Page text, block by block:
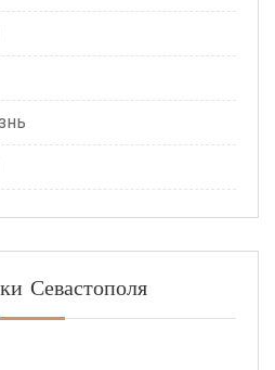
Севастополя